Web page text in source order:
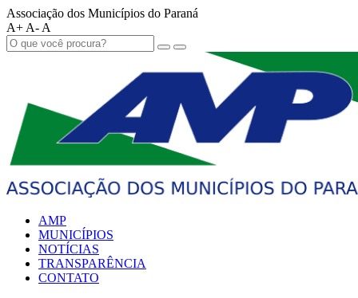
Associação dos Municípios do Paraná
A+ A- A
AMP
MUNICÍPIOS
NOTÍCIAS
TRANSPARÊNCIA
CONTATO